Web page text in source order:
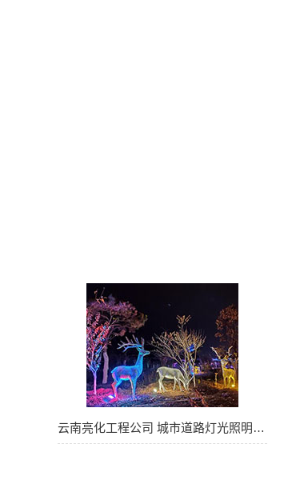
云南亮化工程公司 城市道路灯光照明 道路…